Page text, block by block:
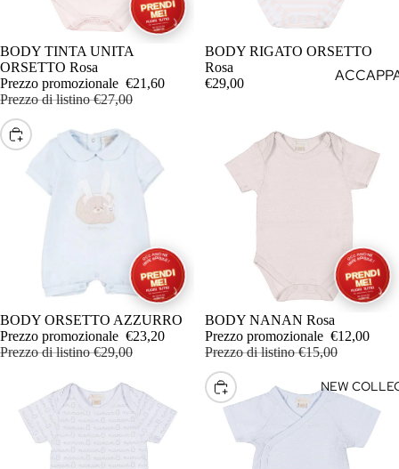
ABITI
BLUSA
BODY
CAMICIE
SCIARPE
CINIGLIA
NEW
IN OFFERTA
BODY TINTA UNITA
ORSETTO Rosa
Prezzo promozionale €21,60
Prezzo di listino€27,00
BODY RIGATO ORSETTO
Rosa
€29,00
IN OFFERTA
SCEGLI
BODY ORSETTO AZZURRO
Prezzo promozionale €23,20
Prezzo di listino€29,00
IN OFFERTA
BODY NANAN Rosa
Prezzo promozionale €12,00
Prezzo di listino€15,00
SCEGLI